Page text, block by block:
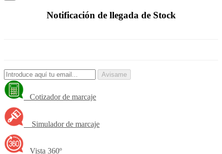
Notificación de llegada de Stock
Avisame
Cotizador de marcaje
Simulador de marcaje
Vista 360º